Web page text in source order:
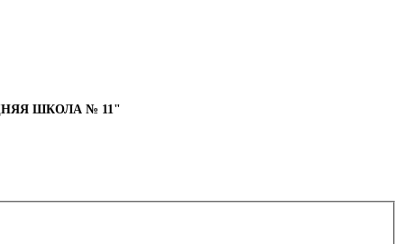
ШКОЛА № 11"